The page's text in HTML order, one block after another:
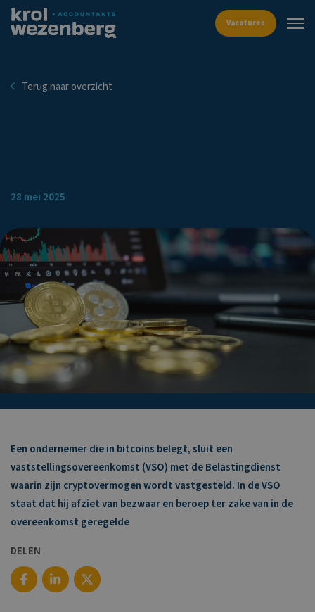
Terug naar overzicht
28 mei 2025
Een ondernemer die in bitcoins belegt, sluit een
vaststellingsovereenkomst (VSO) met de Belastingdienst
waarin zijn cryptovermogen wordt vastgesteld. In de VSO
staat dat hij afziet van bezwaar en beroep ter zake van in de
overeenkomst geregelde
DELEN